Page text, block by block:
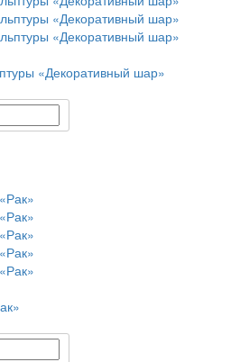
«Декоративный шар»